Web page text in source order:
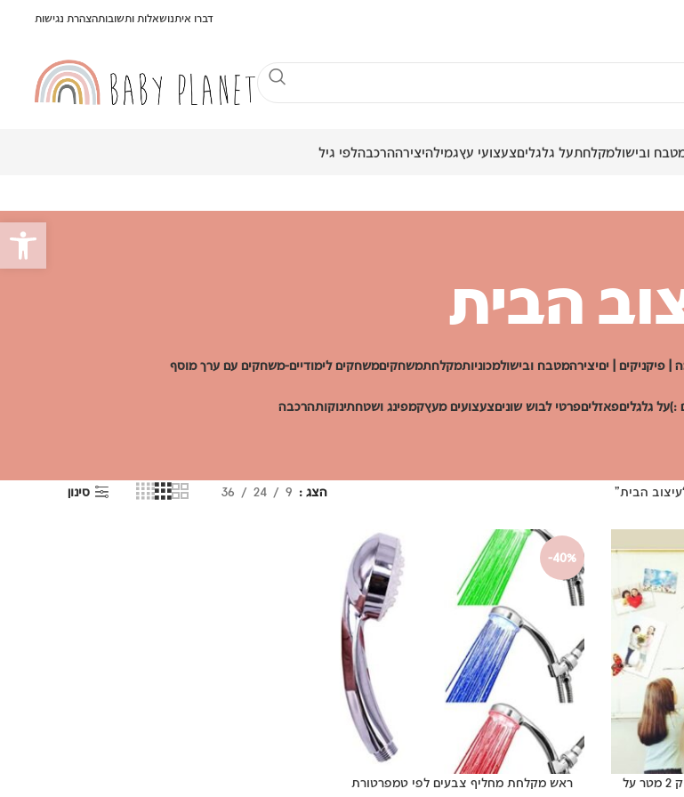
דברו איתנושאלות ותשובותהצהרת נגישות
ובישולמקלחתעל גלגליםצעצועי עץגמילהיצירההרכבהלפי גיל
הבית
| פיקניקים | יםיצירהמטבח ובישולמכוניותמקלחתמשחקיםמשחקים לימודיים-משחקים עם ערך מוסף
:)על גלגליםפאזליםפרטי לבוש שוניםצעצועים מעץקמפינג ושטחתינוקותהרכבה
הבית” הצג 9
24
36 סינון
מדבקה ענקית של לוח ציור מחיק 2 מטר על
-40%
ראש מקלחת מחליף צבעים לפי טמפרטורת
פתח